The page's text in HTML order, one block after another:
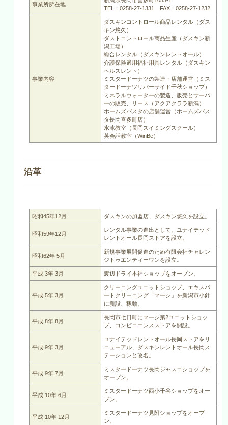
事業所所在地
TEL：0258-27-1331 FAX：0258-27-1232
事業内容
ダスキンコントロール商品レンタル（ダス
キン悠久）
ダストコントロール商品生産（ダスキン新
潟工場）
総合レンタル（ダスキンレントオール）
介護保険適用福祉用具レンタル（ダスキン
ヘルスレント）
ミスタードーナツの製造・店舗運営（ミス
タードーナツリバーサイド千秋ショップ）
ミネラルウォーターの製造、販売とサーバ
ーの販売、リース（アクアクララ新潟）
ホームズパスタの店舗運営（ホームズパス
タ長岡喜多町店）
水泳教室（長岡スイミングスクール）
英会話教室（WinBe）
沿革
昭和45年12月 ダスキンの加盟店、ダスキン悠久を設立。
昭和59年12月
レンタル事業の進出として、ユナイテッド
レントオール長岡ストアを設立。
昭和62年 5月
新規事業展開促進のため有限会社チャレン
ジトゥエンティーワンを設立。
平成 3年 3月 渡辺ドライ本社ショップをオープン。
平成 5年 3月
クリーニングユニットショップ、エキスパ
ートクリーニング「マーシ」を新潟市小針
に新設、稼動。
平成 8年 8月
長岡市七日町にマーシ第2ユニットショッ
プ、コンビニエンスストアを開設。
平成 9年 3月
ユナイテッドレントオール長岡ストアをリ
ニューアル、ダスキンレントオール長岡ス
テーションと改名。
平成 9年 7月
ミスタードーナツ長岡ジャスコショップを
オープン。
平成 10年 6月
ミスタードーナツ西小千谷ショップをオー
プン。
平成 10年 12月
ミスタードーナツ見附ショップをオープ
ン。